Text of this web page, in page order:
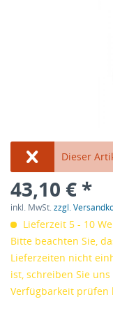
Dieser
43,10 € *
inkl. MwSt.zzgl.
Lieferzeit 5 - 10
Bitte beachten Sie,
Lieferzeiten nicht
ist, schreiben Sie
Verfügbarkeit prüfen